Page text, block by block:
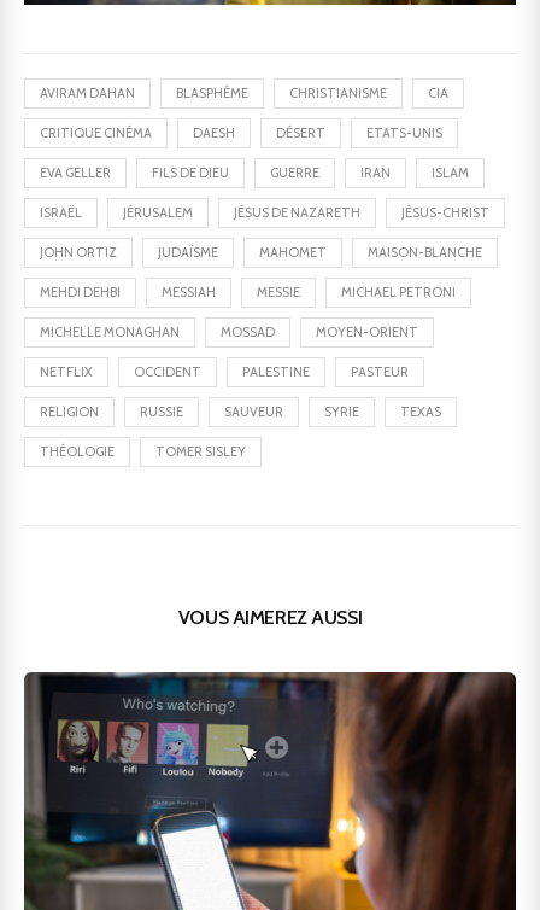
AVIRAM DAHAN BLASPHÈME CHRISTIANISME CIA
CRITIQUE CINÉMA DAESH DÉSERT ETATS-UNIS
EVA GELLER FILS DE DIEU GUERRE IRAN ISLAM
ISRAËL JÉRUSALEM JÉSUS DE NAZARETH JÉSUS-CHRIST
JOHN ORTIZ JUDAÏSME MAHOMET MAISON-BLANCHE
MEHDI DEHBI MESSIAH MESSIE MICHAEL PETRONI
MICHELLE MONAGHAN MOSSAD MOYEN-ORIENT
NETFLIX OCCIDENT PALESTINE PASTEUR
RELIGION RUSSIE SAUVEUR SYRIE TEXAS
THÉOLOGIE TOMER SISLEY
VOUS AIMEREZ AUSSI